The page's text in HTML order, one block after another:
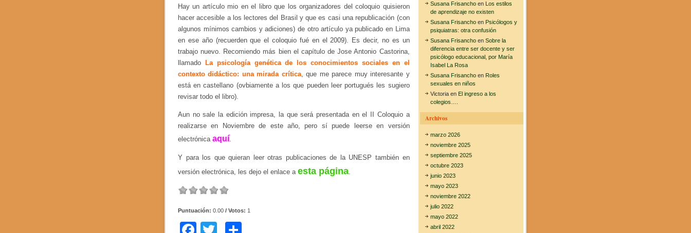
Hay un artículo mio en el libro que los organizadores del coloquio quisieron
hacer accesible a los lectores del Brasil y que es casi una republicación (con
algunos mínimos cambios y adiciones) de otro artículo ya publicado en Lima
en ese año (recuerden que el coloquio fué en el 2009). Es decir, no es un
trabajo nuevo. Recomiendo más bien el capítulo de Jose Antonio Castorina,
llamado
La psicología genética de los conocimientos sociales en el
contexto didáctico: una mirada crítica, que me parece muy interesante y
está en castellano (ovbiamente a los que pueden leer portugués les sugiero
revisar todo el libro).
Aun no sale la edición impresa, la que será presentada en el II Coloquio a
realizarse en Noviembre de este año, pero sí puede leerse en versión
electrónica aquí.
Y para los que quieran leer otras publicaciones de la UNESP también en
versión electrónica, les dejo el enlace a esta página.
Puntuación: 0.00 / Votos: 1
Susana Frisanchoen Los estilos
de aprendizaje no existen
Susana Frisanchoen Psicólogos y
psiquiatras: otra confusión
Susana Frisanchoen Sobre la
diferencia entre ser docente y ser
psicólogo educacional, por María
Isabel La Rosa
Susana Frisanchoen Roles
sexuales en niños
Victoriaen El ingreso a los
colegios….
Archivos
marzo 2026
noviembre 2025
septiembre 2025
octubre 2023
junio 2023
mayo 2023
noviembre 2022
julio 2022
mayo 2022
abril 2022